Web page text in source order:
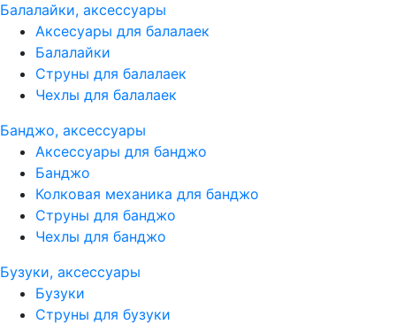
Балалайки, аксессуары
Аксесуары для балалаек
Балалайки
Струны для балалаек
Чехлы для балалаек
Банджо, аксессуары
Аксессуары для банджо
Банджо
Колковая механика для банджо
Струны для банджо
Чехлы для банджо
Бузуки, аксессуары
Бузуки
Струны для бузуки